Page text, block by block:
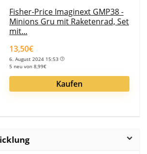
Fisher-Price Imaginext GMP38 -
Minions Gru mit Raketenrad, Set
mit...
13,50€
6. August 2024 15:53
5 neu von 8,99€
Kaufen